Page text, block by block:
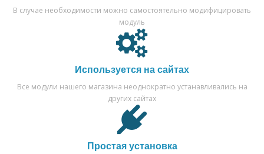
В случае необходимости можно самостоятельно модифицировать
модуль
Используется на сайтах
Все модули нашего магазина неоднократно устанавливались на
других сайтах
Простая установка